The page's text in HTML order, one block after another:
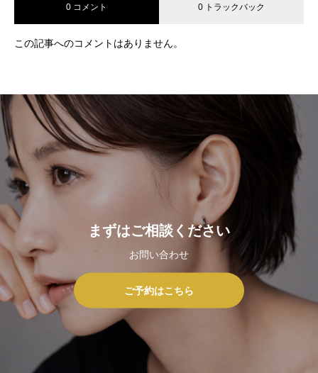
0 コメント 0 トラックバック
この記事へのコメントはありません。
まずはご相談ください
お問い合わせ
ご予約はこちら